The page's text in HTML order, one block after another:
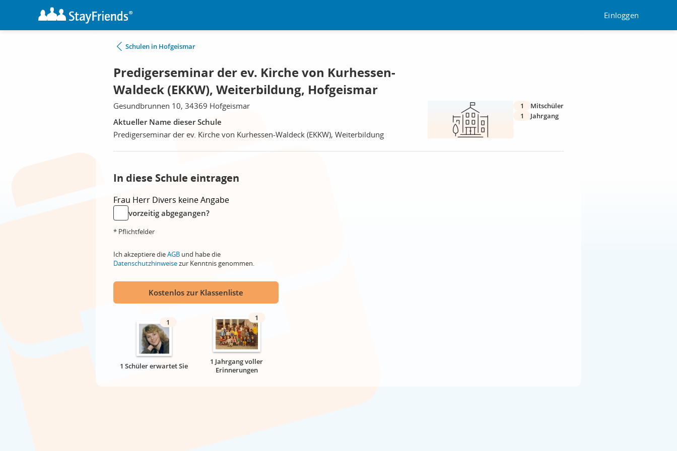
Einloggen
Schulen in Hofgeismar
Predigerseminar der ev. Kirche von Kurhessen-
Waldeck (EKKW), Weiterbildung, Hofgeismar
Gesundbrunnen 10, 34369 Hofgeismar
Aktueller Name dieser Schule
Predigerseminar der ev. Kirche von Kurhessen-Waldeck (EKKW), Weiterbildung
1
Mitschüler
1
Jahrgang
In diese Schule eintragen
Frau Herr Divers keine Angabe
vorzeitig abgegangen?
* Pflichtfelder
Ich akzeptiere dieAGB und habe die
Datenschutzhinweisezur Kenntnis genommen.
Kostenlos zur Klassenliste
1
1 Schüler erwartet Sie
1
1 Jahrgang voller
Erinnerungen